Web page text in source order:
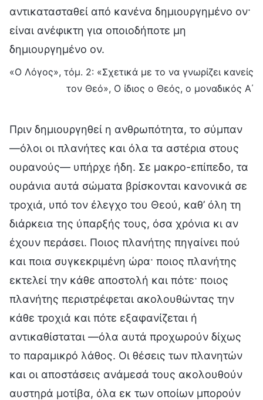
αντικατασταθεί από κανένα δημιουργημένο ον·
είναι ανέφικτη για οποιοδήποτε μη
δημιουργημένο ον.
«Ο Λόγος», τόμ. 2: «Σχετικά με το να γνωρίζει κανείς
τον Θεό», Ο ίδιος ο Θεός, ο μοναδικός Α΄
Πριν δημιουργηθεί η ανθρωπότητα, το σύμπαν
—όλοι οι πλανήτες και όλα τα αστέρια στους
ουρανούς— υπήρχε ήδη. Σε μακρο-επίπεδο, τα
ουράνια αυτά σώματα βρίσκονται κανονικά σε
τροχιά, υπό τον έλεγχο του Θεού, καθ’ όλη τη
διάρκεια της ύπαρξής τους, όσα χρόνια κι αν
έχουν περάσει. Ποιος πλανήτης πηγαίνει πού
και ποια συγκεκριμένη ώρα· ποιος πλανήτης
εκτελεί την κάθε αποστολή και πότε· ποιος
πλανήτης περιστρέφεται ακολουθώντας την
κάθε τροχιά και πότε εξαφανίζεται ή
αντικαθίσταται —όλα αυτά προχωρούν δίχως
το παραμικρό λάθος. Οι θέσεις των πλανητών
και οι αποστάσεις ανάμεσά τους ακολουθούν
αυστηρά μοτίβα, όλα εκ των οποίων μπορούν